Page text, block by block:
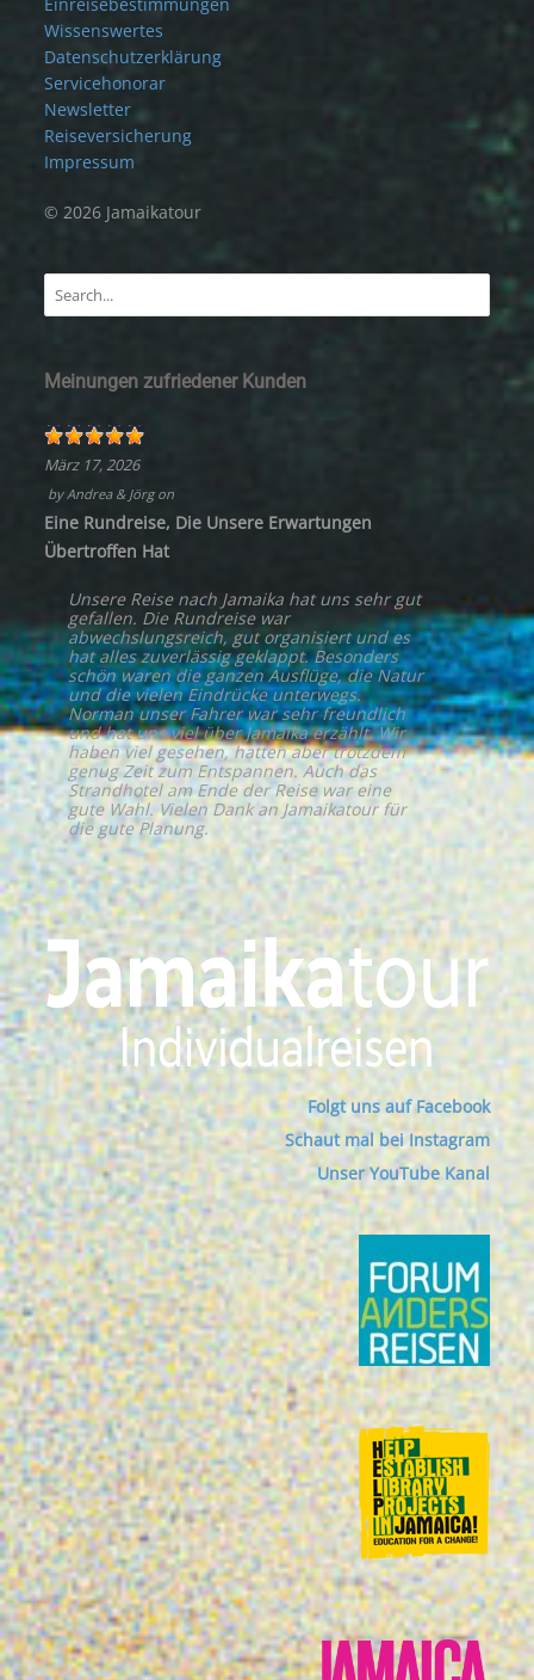
Wissenswertes
Datenschutzerklärung
Servicehonorar
Newsletter
Reiseversicherung
Impressum
© 2026 Jamaikatour
Meinungen zufriedener Kunden
März 17, 2026
by Andrea & Jörgon
Eine Rundreise, Die Unsere Erwartungen
Übertroffen Hat
Unsere Reise nach Jamaika hat uns sehr gut
gefallen. Die Rundreise war
abwechslungsreich, gut organisiert und es
hat alles zuverlässig geklappt. Besonders
schön waren die ganzen Ausflüge, die Natur
und die vielen Eindrücke unterwegs.
Norman unser Fahrer war sehr freundlich
und hat uns viel über Jamaika erzählt. Wir
haben viel gesehen, hatten aber trotzdem
genug Zeit zum Entspannen. Auch das
Strandhotel am Ende der Reise war eine
gute Wahl. Vielen Dank an Jamaikatour für
die gute Planung.
Folgt uns auf Facebook
Schaut mal bei Instagram
Unser YouTube Kanal